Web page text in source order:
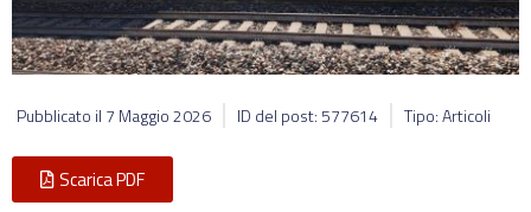
Pubblicato il 7 Maggio 2026 ID del post: 577614 Tipo: Articoli
Scarica PDF